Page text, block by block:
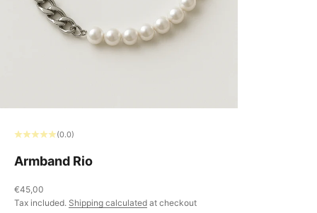
(0.0)
Armband Rio
Sale price
€45,00
Tax included. Shipping calculated at checkout